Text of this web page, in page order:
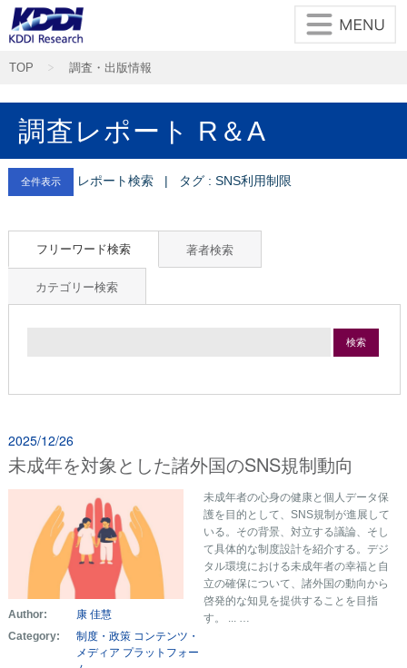
TOP 調査・出版情報
調査レポート R＆A
全件表示 レポート検索 | タグ : SNS利用制限
フリーワード検索 著者検索
カテゴリー検索
検索
2025/12/26
未成年を対象とした諸外国のSNS規制動向
未成年者の心身の健康と個人データ保
護を目的として、SNS規制が進展して
いる。その背景、対立する議論、そし
て具体的な制度設計を紹介する。デジ
タル環境における未成年者の幸福と自
立の確保について、諸外国の動向から
啓発的な知見を提供することを目指
す。 ... …
Author:
康 佳慧
Category:
制度・政策 コンテンツ・
メディア プラットフォー